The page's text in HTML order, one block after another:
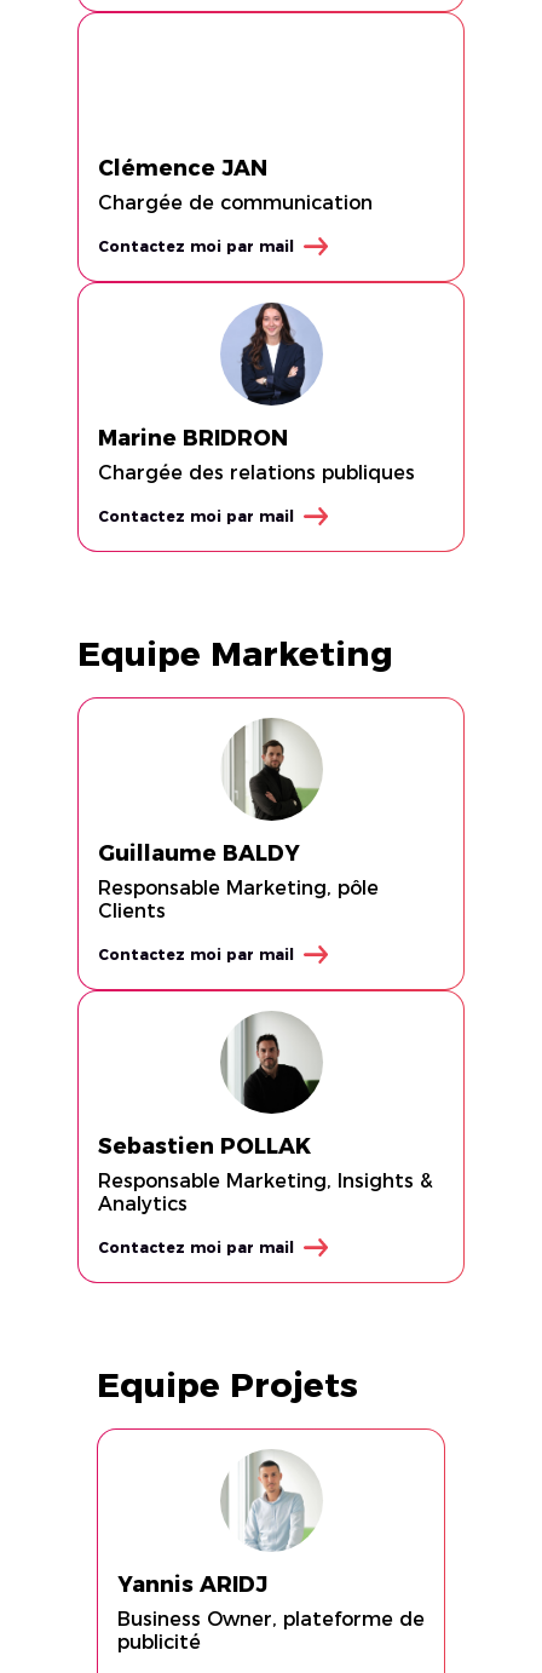
Clémence JAN
Chargée de communication
Contactez moi par mail
Marine BRIDRON
Chargée des relations publiques
Contactez moi par mail
Equipe Marketing
Guillaume BALDY
Responsable Marketing, pôle
Clients
Contactez moi par mail
Sebastien POLLAK
Responsable Marketing, Insights &
Analytics
Contactez moi par mail
Equipe Projets
Yannis ARIDJ
Business Owner, plateforme de
publicité